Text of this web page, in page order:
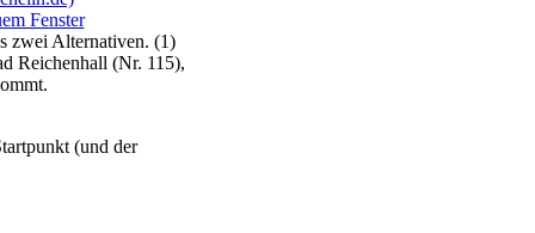
zwei Alternativen. (1)
Reichenhall (Nr. 115),
(und der